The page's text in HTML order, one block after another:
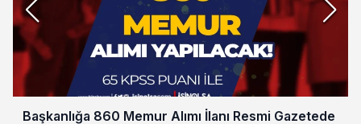
Başkanlığa 860 Memur Alımı İlanı Resmi Gazetede